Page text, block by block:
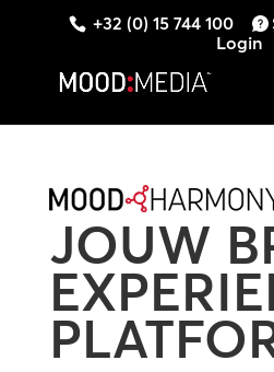
+32 (0) 15 744 100
Login
JOUW